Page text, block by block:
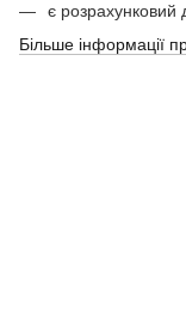
є розрахунковий
Більше інформації